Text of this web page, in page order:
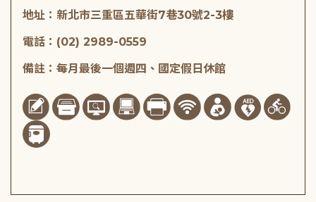
地址：新北市三重區五華街7巷30號2-3樓
電話：(02) 2989-0559
備註：每月最後一個週四、國定假日休館